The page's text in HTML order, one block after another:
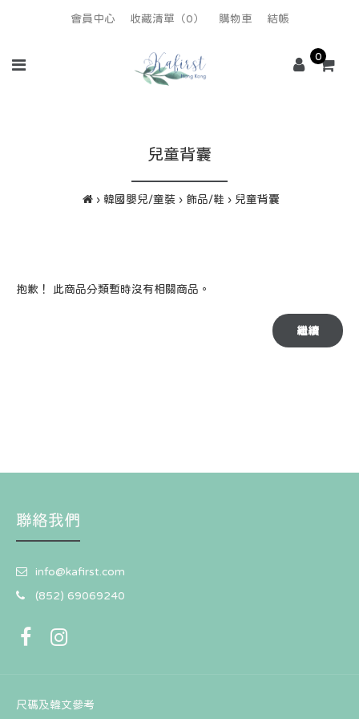
會員中心 收藏清單（0） 購物車 結帳
0
兒童背囊
韓國嬰兒/童裝 飾品/鞋 兒童背囊
抱歉！ 此商品分類暫時沒有相關商品。
繼續
聯絡我們
info@kafirst.com
(852) 69069240
尺碼及韓文參考